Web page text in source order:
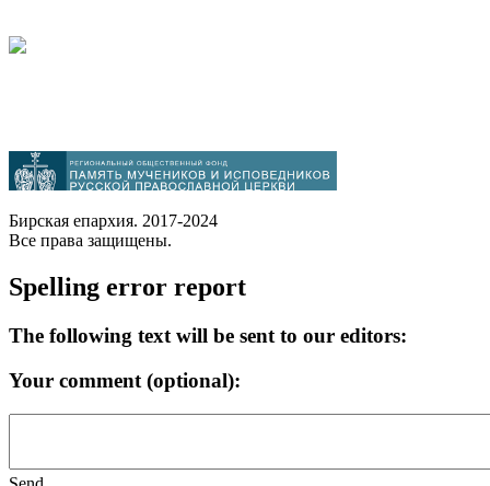
Бирская епархия. 2017-2024
Все права защищены.
Spelling error report
The following text will be sent to our editors:
Your comment (optional):